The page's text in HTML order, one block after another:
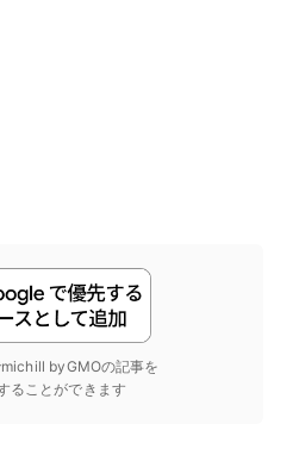
byGMOの記事を
ることができます